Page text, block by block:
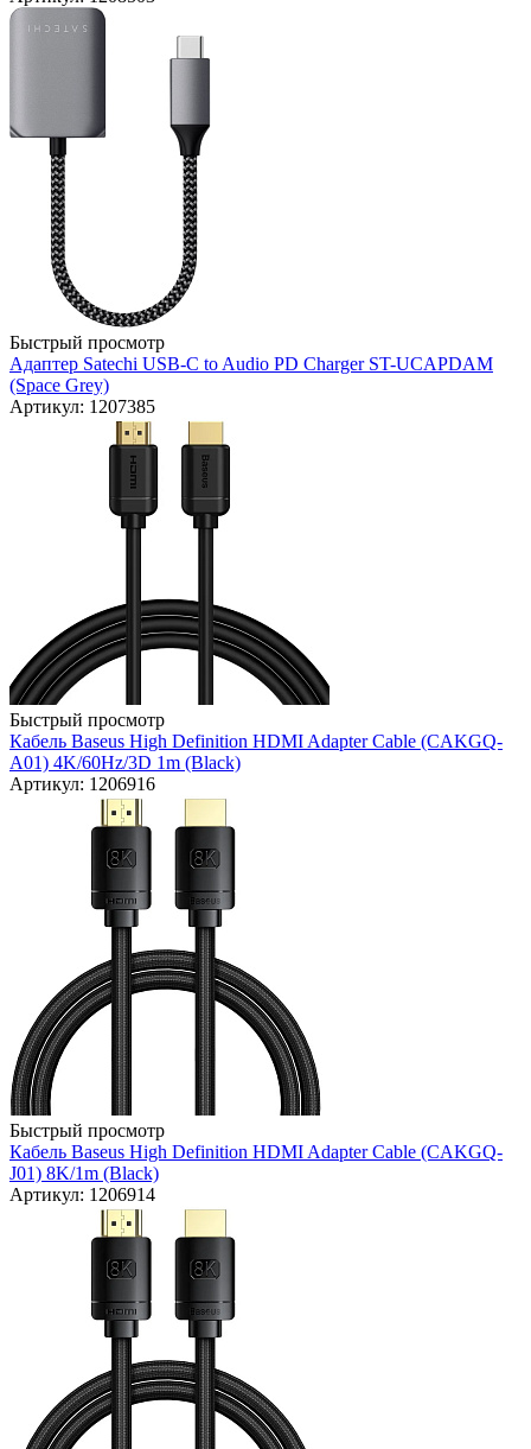
Быстрый просмотр
Адаптер Satechi USB-C to Audio PD Charger ST-UCAPDAM
(Space Grey)
Артикул: 1207385
Быстрый просмотр
Кабель Baseus High Definition HDMI Adapter Cable (CAKGQ-
A01) 4K/60Hz/3D 1m (Black)
Артикул: 1206916
Быстрый просмотр
Кабель Baseus High Definition HDMI Adapter Cable (CAKGQ-
J01) 8K/1m (Black)
Артикул: 1206914